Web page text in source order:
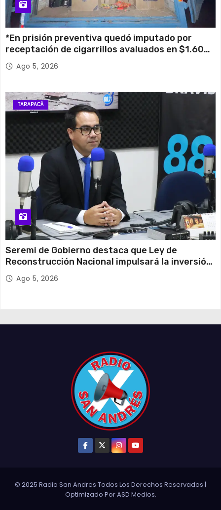
*En prisión preventiva quedó imputado por
receptación de cigarrillos avaluados en $1.600
millones*
Ago 5, 2026
TARAPACÁ
Seremi de Gobierno destaca que Ley de
Reconstrucción Nacional impulsará la inversión
y el empleo en Tarapacá
Ago 5, 2026
© 2025 Radio San Andres Todos Los Derechos Reservados |
Optimizado PorASD Medios.